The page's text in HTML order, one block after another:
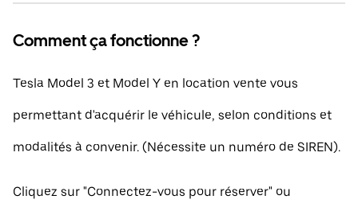
Comment ça fonctionne ?
Tesla Model 3 et Model Y en location vente vous
permettant d'acquérir le véhicule, selon conditions et
modalités à convenir. (Nécessite un numéro de SIREN).
Cliquez sur "Connectez-vous pour réserver" ou